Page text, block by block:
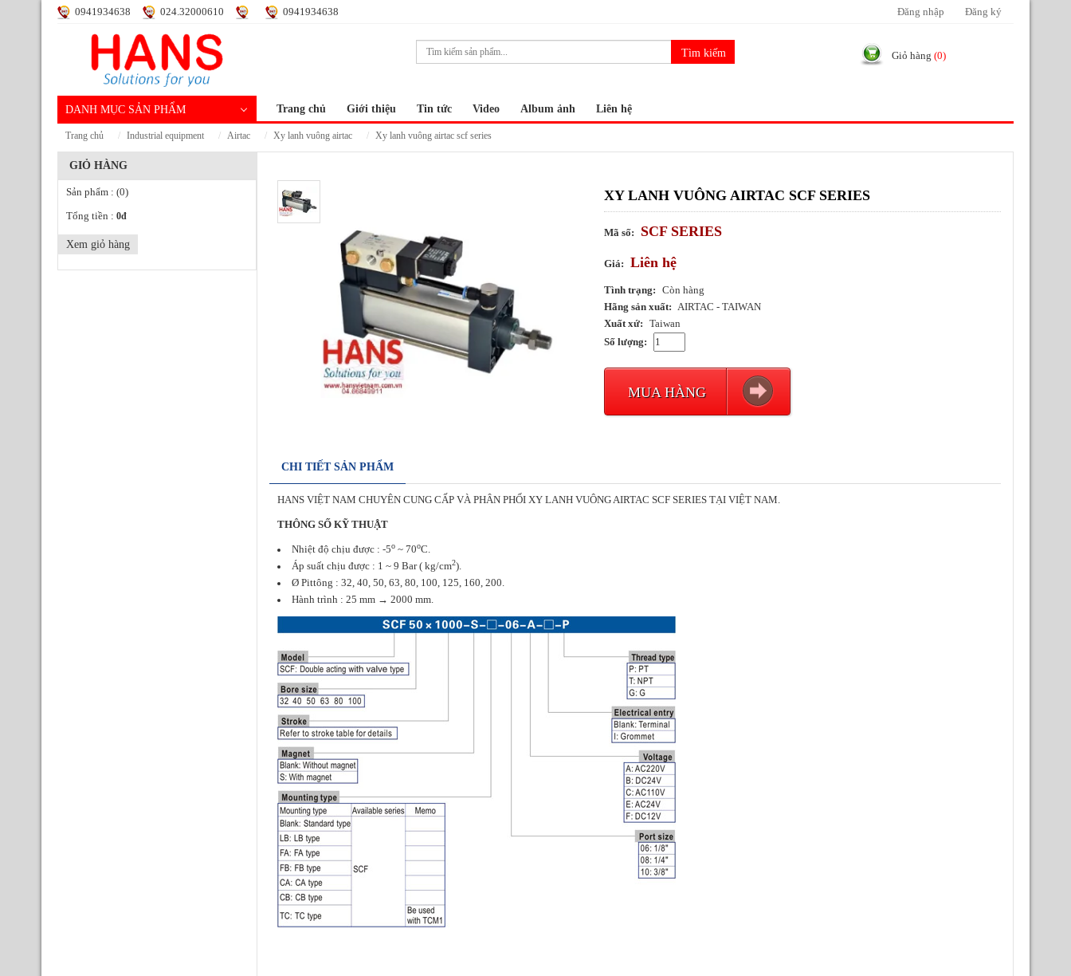
0941934638 024.32000610 0941934638 Đăng nhập Đăng ký
Giỏ hàng (0)
DANH MỤC SẢN PHẨM Trang chủ Giới thiệu Tin tức Video Album ảnh Liên hệ
trang chủ industrial equipment airtac xy lanh vuông airtac xy lanh vuông airtac scf series
GIỎ HÀNG
Sản phẩm : (0)
Tổng tiền : 0đ
Xem giỏ hàng
XY LANH VUÔNG AIRTAC SCF SERIES
Mã số: SCF SERIES
Giá: Liên hệ
Tình trạng:
Còn hàng
Hãng sản xuất: AIRTAC - TAIWAN
Xuất xứ:
Taiwan
Số lượng:
MUA HÀNG
CHI TIẾT SẢN PHẨM
HANS VIỆT NAM CHUYÊN CUNG CẤP VÀ PHÂN PHỐI XY LANH VUÔNG AIRTAC SCF SERIES TẠI VIỆT NAM.
THÔNG SỐ KỸ THUẬT
Nhiệt độ chịu được : -5o~ 70oC.
Áp suất chịu được : 1 ~ 9 Bar ( kg/cm2).
Ø Pittông : 32, 40, 50, 63, 80, 100, 125, 160, 200.
Hành trình : 25 mm → 2000 mm.